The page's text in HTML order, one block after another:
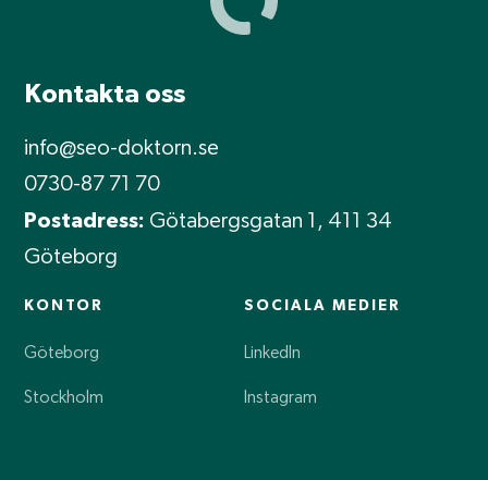
Kontakta oss
info@seo-doktorn.se
0730-87 71 70
Postadress: Götabergsgatan 1, 411 34
Göteborg
KONTOR
Göteborg
Stockholm
SOCIALA MEDIER
LinkedIn
Instagram